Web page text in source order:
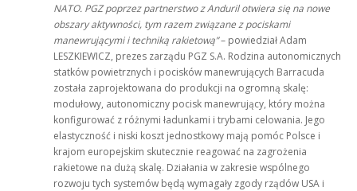
NATO. PGZ poprzez partnerstwo z Anduril otwiera się na nowe
obszary aktywności, tym razem związane z pociskami
manewrującymi i techniką rakietową”– powiedział Adam
LESZKIEWICZ, prezes zarządu PGZ S.A. Rodzina autonomicznych
statków powietrznych i pocisków manewrujących Barracuda
została zaprojektowana do produkcji na ogromną skalę:
modułowy, autonomiczny pocisk manewrujący, który można
konfigurować z różnymi ładunkami i trybami celowania. Jego
elastyczność i niski koszt jednostkowy mają pomóc Polsce i
krajom europejskim skutecznie reagować na zagrożenia
rakietowe na dużą skalę. Działania w zakresie wspólnego
rozwoju tych systemów będą wymagały zgody rządów USA i